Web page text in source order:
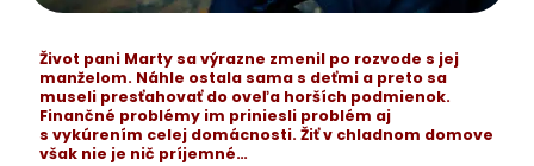
Život pani Marty sa výrazne zmenil po rozvode s jej
manželom. Náhle ostala sama s deťmi a preto sa
museli presťahovať do oveľa horších podmienok.
Finančné problémy im priniesli problém aj
s vykúrením celej domácnosti. Žiť v chladnom domove
však nie je nič príjemné…